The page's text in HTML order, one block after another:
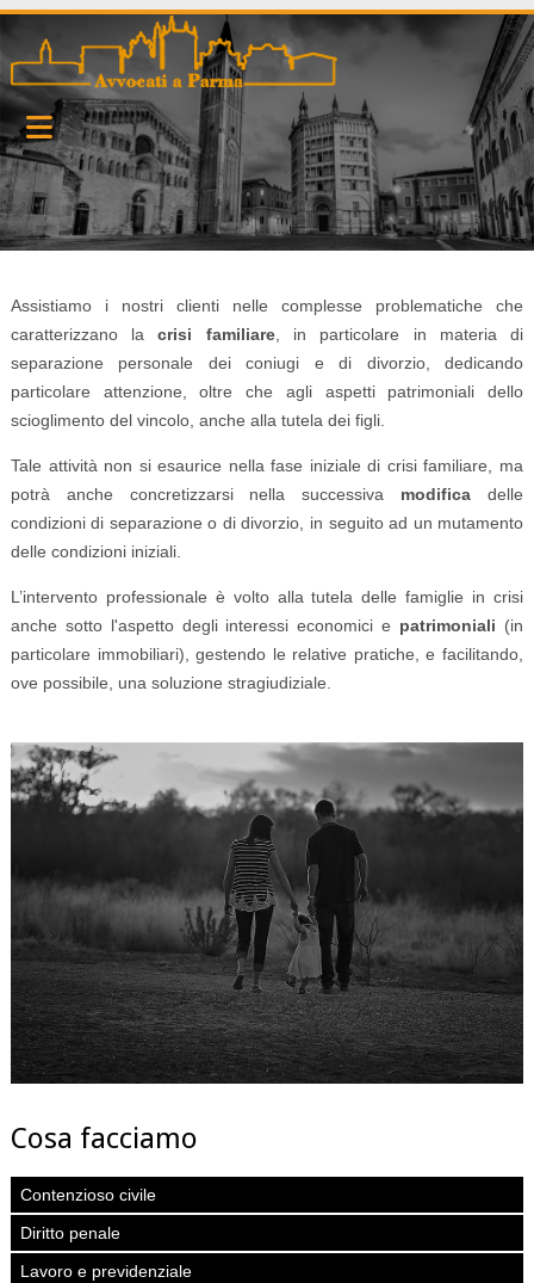
Assistiamo i nostri clienti nelle complesse problematiche che
caratterizzano lacrisi familiare, in particolare in materia di
separazione personale dei coniugi e di divorzio, dedicando
particolare attenzione, oltre che agli aspetti patrimoniali dello
scioglimento del vincolo, anche alla tutela dei figli.
Tale attività non si esaurice nella fase iniziale di crisi familiare, ma
potrà anche concretizzarsi nella successiva modifica delle
condizioni di separazione o di divorzio, in seguito ad un mutamento
delle condizioni iniziali.
L’intervento professionale è volto alla tutela delle famiglie in crisi
anche sotto l'aspetto degli interessi economici e patrimoniali (in
particolare immobiliari), gestendo le relative pratiche, e facilitando,
ove possibile, una soluzione stragiudiziale.
Cosa facciamo
Contenzioso civile
Diritto penale
Lavoro e previdenziale